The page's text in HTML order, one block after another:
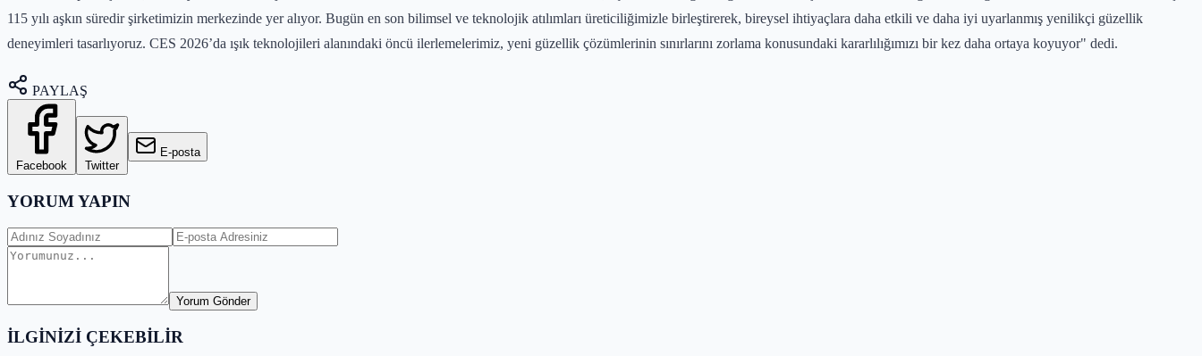
115 yılı aşkın süredir şirketimizin merkezinde yer alıyor. Bugün en son bilimsel ve teknolojik atılımları üreticiliğimizle birleştirerek, bireysel ihtiyaçlara daha etkili ve daha iyi uyarlanmış yenilikçi güzellik
deneyimleri tasarlıyoruz. CES 2026’da ışık teknolojileri alanındaki öncü ilerlemelerimiz, yeni güzellik çözümlerinin sınırlarını zorlama konusundaki kararlılığımızı bir kez daha ortaya koyuyor" dedi.
PAYLAŞ
Facebook Twitter
E-posta
YORUM YAPIN
Yorum Gönder
İLGİNİZİ ÇEKEBİLİR